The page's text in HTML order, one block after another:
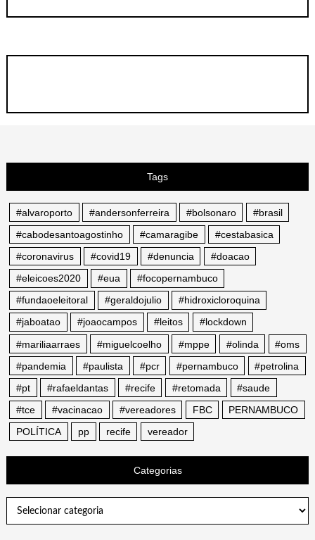
Tags
#alvaroporto #andersonferreira #bolsonaro
#brasil
#cabodesantoagostinho
#camaragibe
#cestabasica
#coronavirus
#covid19 #denuncia
#doacao
#eleicoes2020
#eua
#focopernambuco
#fundaoeleitoral
#geraldojulio
#hidroxicloroquina
#jaboatao
#joaocampos #leitos
#lockdown
#mariliaarraes
#miguelcoelho #mppe #olinda
#oms
#pandemia
#paulista #pcr #pernambuco
#petrolina
#pt
#rafaeldantas #recife #retomada
#saude
#tce
#vacinacao #vereadores FBC
PERNAMBUCO
POLÍTICA
pp recife vereador
Categorias